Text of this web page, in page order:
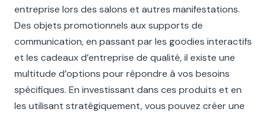
entreprise lors des salons et autres manifestations.
Des objets promotionnels aux supports de
communication, en passant par les goodies interactifs
et les cadeaux d’entreprise de qualité, il existe une
multitude d’options pour répondre à vos besoins
spécifiques. En investissant dans ces produits et en
les utilisant stratégiquement, vous pouvez créer une